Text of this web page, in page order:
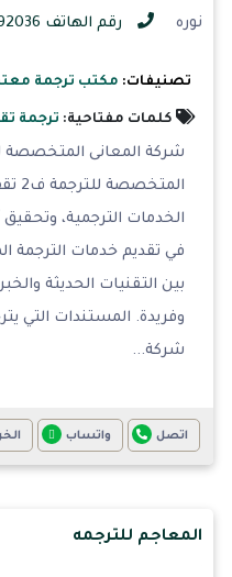
نوره
رقم الهاتف 0580992036
تصنيفات: مكتب ترجمة
كلمات مفتاحية: ترجمة
الخدمات الترجمية، وتحقيق
في تقديم خدمات الترجمة
بين التقنيات الحديثة
وفريدة. المستندات التي
شركة...
اتصل واتساب
المعاجم للترجمه